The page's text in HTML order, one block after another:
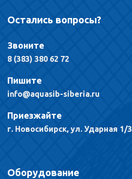
Остались вопросы?
Звоните
8 (383) 380 62 72
Пишите
info@aquasib-siberia.ru
Приезжайте
г. Новосибирск, ул. Ударная 1/3
Оборудование